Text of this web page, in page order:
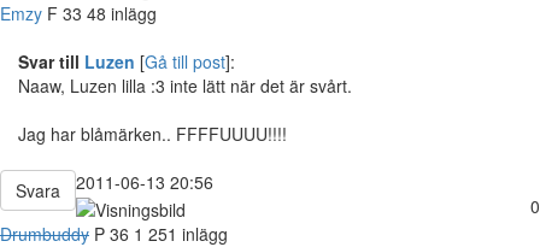
Emzy F 33 48 inlägg
Svar till Luzen [Gå till post]:
Naaw, Luzen lilla :3 inte lätt när det är svårt.
Jag har blåmärken.. FFFFUUUU!!!!
Svara
2011-06-13 20:56
0
Drumbuddy P 36 1 251 inlägg